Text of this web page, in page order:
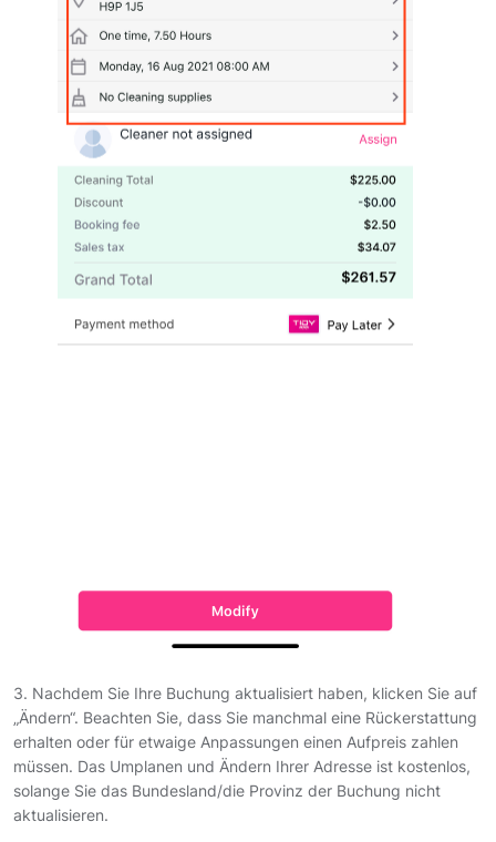
3. Nachdem Sie Ihre Buchung aktualisiert haben, klicken Sie auf
„Ändern“. Beachten Sie, dass Sie manchmal eine Rückerstattung
erhalten oder für etwaige Anpassungen einen Aufpreis zahlen
müssen. Das Umplanen und Ändern Ihrer Adresse ist kostenlos,
solange Sie das Bundesland/die Provinz der Buchung nicht
aktualisieren.